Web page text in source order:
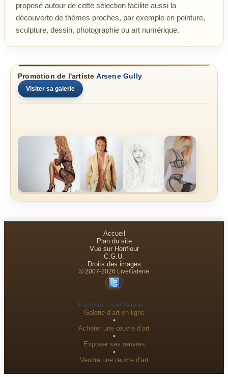
proposé autour de cette sélection facilite aussi la
découverte de thèmes proches, par exemple en peinture,
sculpture, dessin, photographie ou art numérique.
Promotion de l'artiste Arsene Gully
Visiter sa galerie
Accueil
Plan du site
Vue sur Honfleur
C.G.U.
Droits des images
© 2007-2026 LiveGalerie
Explorer LiveGalerie :
Galerie d’art en ligne
•
Acheter une œuvre d’art
•
Exposer ses œuvres
•
Vendre une œuvre d’art